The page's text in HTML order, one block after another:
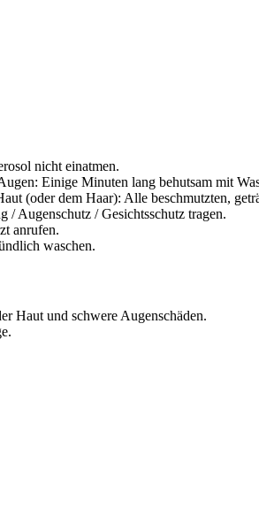
nicht einatmen.
Einige Minuten lang behutsam mit
(oder dem Haar): Alle beschmutzten,
/ Augenschutz / Gesichtsschutz tragen.
anrufen.
waschen.
Haut und schwere Augenschäden.